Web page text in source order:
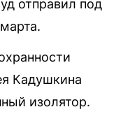
отправил под
Кадушкина
изолятор.